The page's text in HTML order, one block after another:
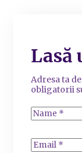
Lasă
Adresa ta
obligatorii